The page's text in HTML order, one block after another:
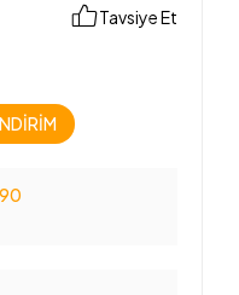
Tavsiye Et